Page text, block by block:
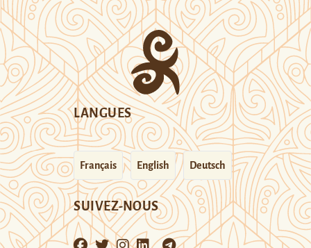
LANGUES
Français English Deutsch
SUIVEZ-NOUS